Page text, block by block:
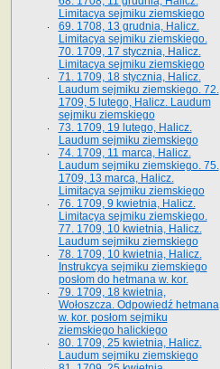
Limitacya sejmiku ziemskiego
69. 1708, 13 grudnia, Halicz.
Limitacya sejmiku ziemskiego.
70. 1709, 17 stycznia, Halicz.
Limitacya sejmiku ziemskiego
71. 1709, 18 stycznia, Halicz.
Laudum sejmiku ziemskiego. 72.
1709, 5 lutego, Halicz. Laudum
sejmiku ziemskiego
73. 1709, 19 lutego, Halicz.
Laudum sejmiku ziemskiego
74. 1709, 11 marca, Halicz.
Laudum sejmiku ziemskiego. 75.
1709, 13 marca, Halicz.
Limitacya sejmiku ziemskiego
76. 1709, 9 kwietnia, Halicz.
Limitacya sejmiku ziemskiego.
77. 1709, 10 kwietnia, Halicz.
Laudum sejmiku ziemskiego
78. 1709, 10 kwietnia, Halicz.
Instrukcya sejmiku ziemskiego
posłom do hetmana w. kor.
79. 1709, 18 kwietnia,
Wołoszcza. Odpowiedź hetmana
w. kor. posłom sejmiku
ziemskiego halickiego
80. 1709, 25 kwietnia, Halicz.
Laudum sejmiku ziemskiego